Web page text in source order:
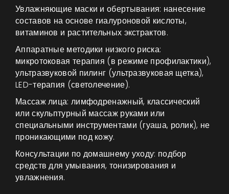
Увлажняющие маски и обертывания: нанесение
составов на основе гиалуроновой кислоты,
витаминов и растительных экстрактов.
Аппаратные методики низкого риска:
микротоковая терапия (в режиме профилактики),
ультразвуковой пилинг (ультразвуковая щетка),
LED-терапия (светолечение).
Массаж лица: лимфодренажный, классический
или скульптурный массаж руками или
специальными инструментами (гуаша, ролик), не
проникающими под кожу.
Консультации по домашнему уходу: подбор
средств для умывания, тонизирования и
увлажнения.